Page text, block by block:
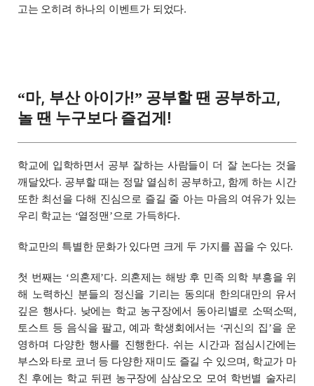
고는 오히려 하나의 이벤트가 되었다.
“마, 부산 아이가!” 공부할 땐 공부하고,
놀 땐 누구보다 즐겁게!
학교에 입학하면서 공부 잘하는 사람들이 더 잘 논다는 것을
깨달았다. 공부할 때는 정말 열심히 공부하고, 함께 하는 시간
또한 최선을 다해 진심으로 즐길 줄 아는 마음의 여유가 있는
우리 학교는 ‘열정맨’으로 가득하다.
학교만의 특별한 문화가 있다면 크게 두 가지를 꼽을 수 있다.
첫 번째는 ‘의혼제’다. 의혼제는 해방 후 민족 의학 부흥을 위
해 노력하신 분들의 정신을 기리는 동의대 한의대만의 유서
깊은 행사다. 낮에는 학교 농구장에서 동아리별로 소떡소떡,
토스트 등 음식을 팔고, 예과 학생회에서는 ‘귀신의 집’을 운
영하며 다양한 행사를 진행한다. 쉬는 시간과 점심시간에는
부스와 타로 코너 등 다양한 재미도 즐길 수 있으며, 학교가 마
친 후에는 학교 뒤편 농구장에 삼삼오오 모여 학번별 술자리